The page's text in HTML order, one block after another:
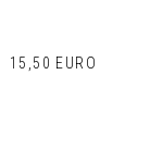
15,50 EURO